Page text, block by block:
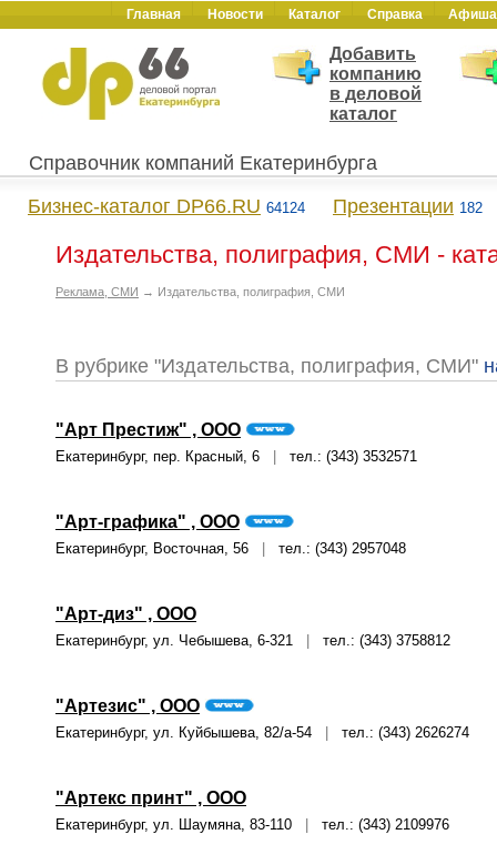
Главная Новости Каталог Справка Афиша
Добавить
компанию
в деловой
каталог
Справочник компаний Екатеринбурга
Бизнес-каталог DP66.RU 64124 Презентации 182
Издательства, полиграфия, СМИ -
Реклама, СМИ → Издательства, полиграфия, СМИ
В рубрике "Издательства, полиграфия, СМИ"
"Арт Престиж" , ООО
Екатеринбург, пер. Красный, 6 тел.: (343) 3532571
"Арт-графика" , ООО
Екатеринбург, Восточная, 56 тел.: (343) 2957048
"Арт-диз" , ООО
Екатеринбург, ул. Чебышева, 6-321 тел.: (343) 3758812
"Артезис" , ООО
Екатеринбург, ул. Куйбышева, 82/а-54 тел.: (343) 2626274
"Артекс принт" , ООО
Екатеринбург, ул. Шаумяна, 83-110 тел.: (343) 2109976